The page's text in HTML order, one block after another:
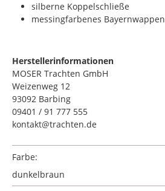
silberne Koppelschließe
messingfarbenes Bayernwappen
Herstellerinformationen
MOSER Trachten GmbH
Weizenweg 12
93092 Barbing
09401 / 91 777 555
kontakt@trachten.de
Farbe:
dunkelbraun